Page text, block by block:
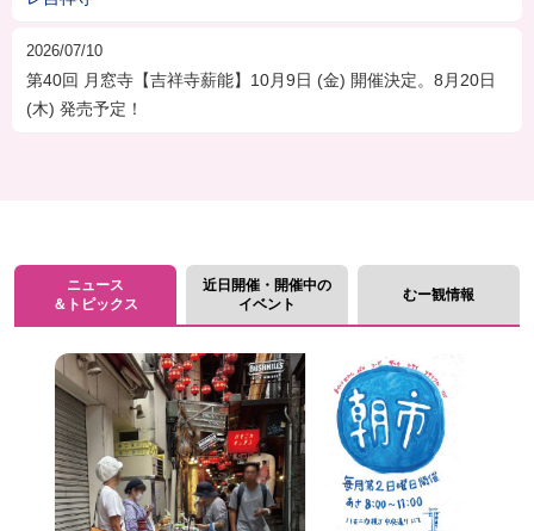
2026/07/10
第40回 月窓寺【吉祥寺薪能】10月9日 (金) 開催決定。8月20日
(木) 発売予定！
ニュース
＆トピックス
近日開催・開催中の
イベント
むー観情報